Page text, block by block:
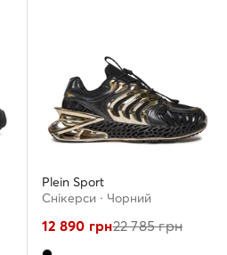
Plein Sport
Снікерcи · Чорний
12 890 грн22 785грн